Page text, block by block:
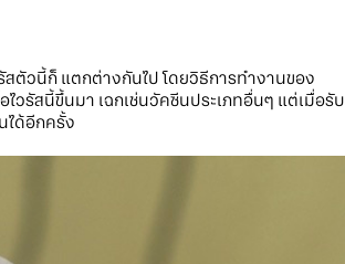
ตัวนี้ก็ แตกต่างกันไป โดยวิธีการทำงานของ
วรัสนี้ขึ้นมา เฉกเช่นวัคซีนประเภทอื่นๆ แต่เมื่อรับ
ได้อีกครั้ง